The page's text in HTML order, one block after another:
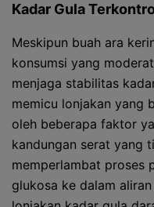
Kadar Gula
Meskipun buah ara
konsumsi yang
menjaga stabilitas
memicu lonjakan yang
oleh beberapa faktor
kandungan serat yang
memperlambat proses
glukosa ke dalam